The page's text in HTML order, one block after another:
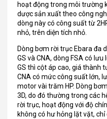
hoạt động trong môi trường
dược sản xuất theo công
dòng này có công suất từ
nhỏ, trên diện tích nhỏ.
Dòng bơm rời trục Ebara đa
GS và CNA, dòng FSA có
GS thì cột áp cao, giá thành
CNA có mức công suất lớn,
motor vài trăm HP. Dòng
3D, do đó thường trong các
rời trục, hoạt động với độ
không có hư hỏng lặt vặt,